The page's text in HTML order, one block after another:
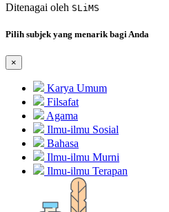
Ditenagai oleh SLiMS
Pilih subjek yang menarik bagi Anda
×
Karya Umum
Filsafat
Agama
Ilmu-ilmu Sosial
Bahasa
Ilmu-ilmu Murni
Ilmu-ilmu Terapan